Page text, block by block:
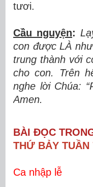
tươi.
Cầu nguyện: Lạ
con được LÀ như
trung thành với
cho con. Trên h
nghe lời Chúa: “
Amen.
BÀI ĐỌC
THỨ BẢY TUẦN
Ca nhập lễ